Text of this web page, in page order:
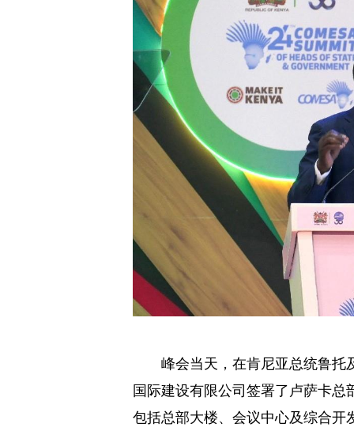
峰会当天，在肯尼亚总统鲁托
国际建设有限公司签署了卢萨卡
包括总部大楼、会议中心及综合开